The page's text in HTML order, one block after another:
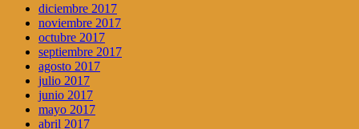
diciembre 2017
noviembre 2017
octubre 2017
septiembre 2017
agosto 2017
julio 2017
junio 2017
mayo 2017
abril 2017